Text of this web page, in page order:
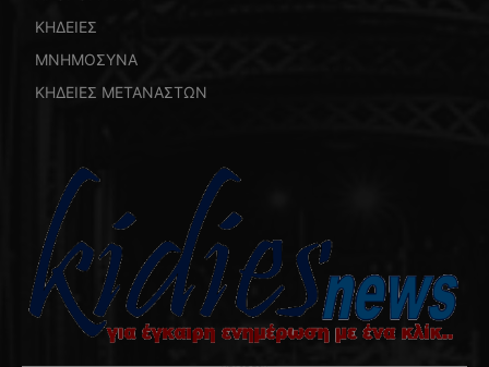
ΚΗΔΕΙΕΣ
ΜΝΗΜΟΣΥΝΑ
ΚΗΔΕΙΕΣ ΜΕΤΑΝΑΣΤΩΝ